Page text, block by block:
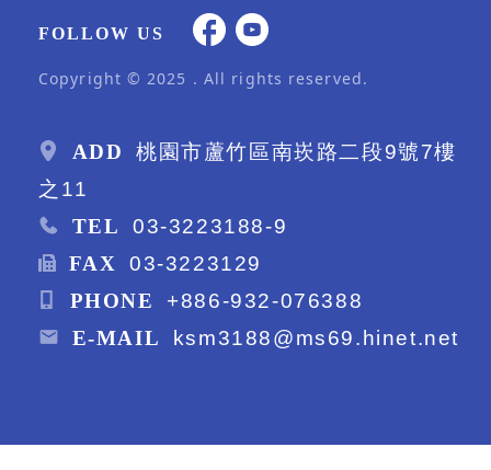
FOLLOW US
Copyright © 2025 . All rights reserved.
ADD
桃園市蘆竹區南崁路二段9號7樓
之11
TEL
03-3223188-9
FAX
03-3223129
PHONE
+886-932-076388
E-MAIL
ksm3188@ms69.hinet.net